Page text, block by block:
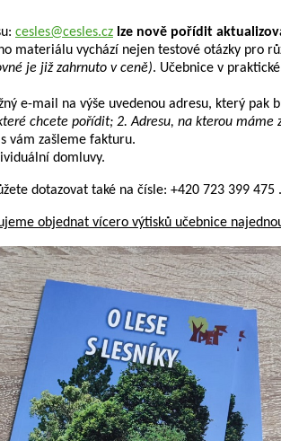
cesles@cesles.cz lze nově pořídit
materiálu vychází nejen testové otázky pro
je již zahrnuto v ceně). Učebnice v
e-mail na výše uvedenou adresu, který pak
chcete pořídit; 2. Adresu, na kterou máme
vám zašleme fakturu.
domluvy.
dotazovat také na čísle: +420 723 399 475 .
objednat vícero výtisků učebnice